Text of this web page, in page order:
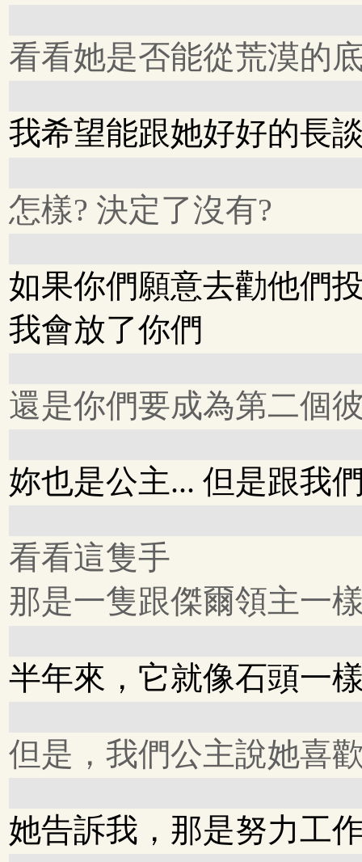
看看她是否能從荒漠的
我希望能跟她好好的長
怎樣? 決定了沒有?
如果你們願意去勸他們
我會放了你們
還是你們要成為第二個
妳也是公主... 但是跟我
看看這隻手
那是一隻跟傑爾領主一
半年來，它就像石頭一
但是，我們公主說她喜
她告訴我，那是努力工